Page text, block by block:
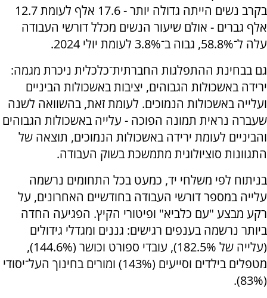
בקרב נשים הייתה גדולה יותר - 17.6 אלף לעומת 12.7
אלף גברים - אולם שיעור הנשים מכלל דורשי העבודה
עלה ל־58.8%, גבוה ב־3.8% לעומת יולי 2024.
גם בבחינת ההתפלגות החברתית־כלכלית ניכרת מגמה:
ירידה באשכולות הגבוהים, יציבות באשכולות הביניים
ועלייה באשכולות הנמוכים. לעומת זאת, בהשוואה לשנה
שעברה נראית תמונה הפוכה - עלייה באשכולות הגבוהים
והביניים לעומת ירידה באשכולות הנמוכים, תוצאה של
התגוונות סוציולוגית מתמשכת בשוק העבודה.
בניתוח לפי משלחי יד, כמעט בכל התחומים נרשמה
עלייה במספר דורשי העבודה בחודשיים האחרונים, על
רקע מבצע "עם כלביא" ופיטורי הקיץ. הפגיעה החדה
ביותר נרשמה בענפים רגישים: גננים ומגדלי גידולים
(עלייה של 182.5%), עובדי ספורט וכושר (144.6%),
מטפלים בילדים וסייעים (143%) ומורים בחינוך העל־יסודי
(83%).